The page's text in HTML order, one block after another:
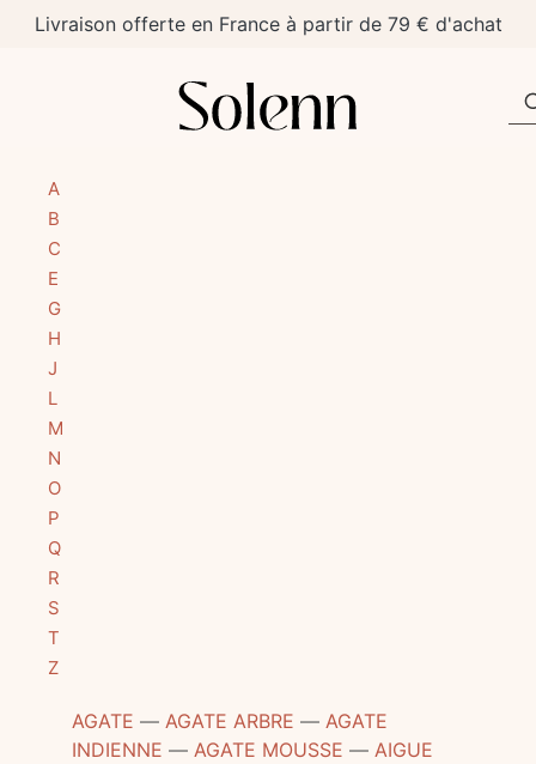
Livraison offerte en France à partir de 79 € d'achat
A
B
C
E
G
H
J
L
M
N
O
P
Q
R
S
T
Z
AGATE ―AGATE ARBRE ―AGATE
INDIENNE ―AGATE MOUSSE ―AIGUE